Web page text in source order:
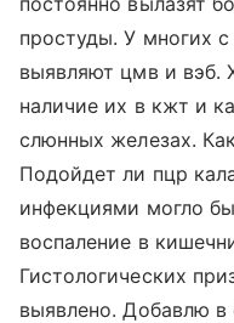
простуды. У многих
выявляют цмв и вэб.
наличие их в кжт и
слюнных железах.
Подойдет ли пцр
инфекциями могло
воспаление в
Гистологических
выявлено. Добавлю в